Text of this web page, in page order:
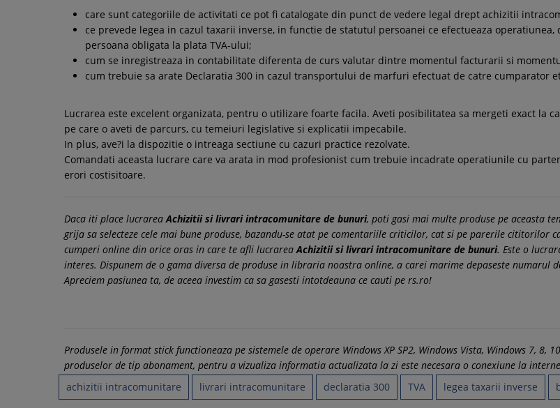
care sunt categoriile de activitati ce pot fi catalogate din punct de vedere legal drept achizitii
ce prevede legea in cazul taxarii inverse, in functie de statutul persoanei ce efectueaza
persoana obligata la plata TVA-ului;
cum se inregistreaza in contabilitate diferenta de curs valutar dintre momentul facturarii si
cum trebuie sa arate Declaratia 300 in cazul transportului de marfuri efectuat de catre cumparator
Lucrarea este excelent organizata, pentru o utilizare foarte facila. Aveti posibilitatea sa mergeti exact la
pe care o aveti de parcurs, cu temeiuri legislative si explicatii impecabile.
In plus, ave?i la dispozitie o intreaga sectiune cu cazuri practice rezolvate.
Comandati aceasta lucrare care va arata in mod profesionist cum trebuie incadrate operatiunile cu
erori costisitoare.
Daca iti place lucrareaAchizitii si livrari intracomunitare de bunuri, poti gasi mai multe produse pe aceasta
grija sa selecteze cele mai bune produse, bazandu-se atat pe comentariile criticilor, cat si pe parerile cititorilor
cumperi online din orice oras in care te afli lucrareaAchizitii si livrari intracomunitare de bunuri. Este o
interes. Dispunem de o gama diversa de produse in libraria noastra online, a carei marime depaseste numarul
Apreciem pasiunea ta, de aceea investim ca sa gasesti intotdeauna ce cauti pe rs.ro!
Produsele in format stick functioneaza pe sistemele de operare Windows XP SP2, Windows Vista, Windows 7, 8,
produselor de tip abonament, pentru a vizualiza informatia actualizata la zi este necesara o conexiune la
achizitii intracomunitare
livrari intracomunitare declaratia 300 TVA legea taxarii inverse